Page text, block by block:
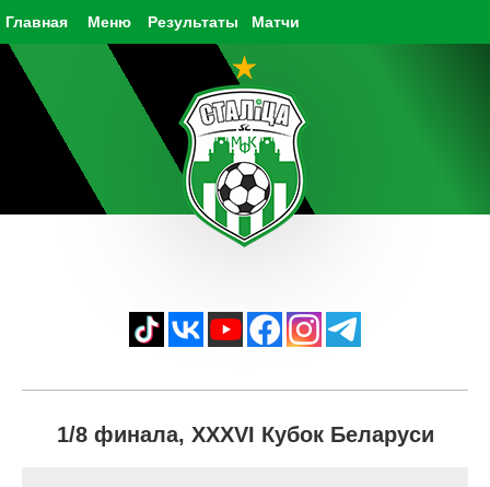
Главная Результаты Матчи
Меню
1/8 финала, XXXVI Кубок Беларуси